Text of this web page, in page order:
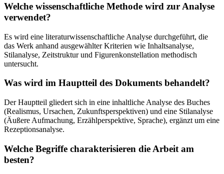
Welche wissenschaftliche Methode wird zur Analyse
verwendet?
Es wird eine literaturwissenschaftliche Analyse durchgeführt, die
das Werk anhand ausgewählter Kriterien wie Inhaltsanalyse,
Stilanalyse, Zeitstruktur und Figurenkonstellation methodisch
untersucht.
Was wird im Hauptteil des Dokuments behandelt?
Der Hauptteil gliedert sich in eine inhaltliche Analyse des Buches
(Realismus, Ursachen, Zukunftsperspektiven) und eine Stilanalyse
(Äußere Aufmachung, Erzählperspektive, Sprache), ergänzt um eine
Rezeptionsanalyse.
Welche Begriffe charakterisieren die Arbeit am
besten?